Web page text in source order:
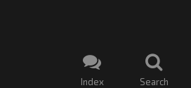
Index Search